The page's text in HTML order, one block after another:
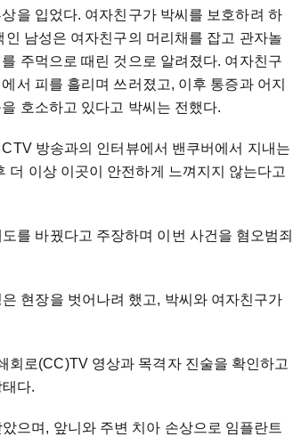
을 입었다. 여자친구가 박씨를 보호하려 하
인 남성은 여자친구의 머리채를 잡고 관자놀
주먹으로 때린 것으로 알려졌다. 여자친구
서 피를 흘리며 쓰러졌고, 이후 통증과 어지
호소하고 있다고 박씨는 전했다.
방송과의 인터뷰에서 밴쿠버에서 지내는
더 이상 이곳이 안전하게 느껴지지 않는다고
를 바꿨다고 주장하며 이번 사건을 혐오범죄
현장을 벗어나려 했고, 박씨와 여자친구가
회로(CC)TV 영상과 목격자 진술을 확인하고
다.
으며, 앞니와 주변 치아 손상으로 임플란트